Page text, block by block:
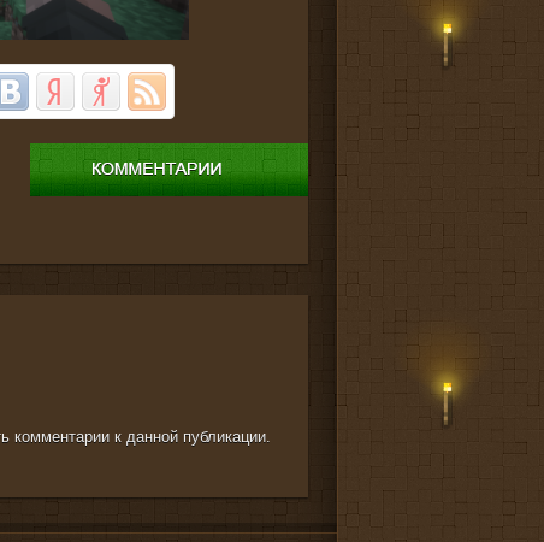
комментарии к данной публикации.